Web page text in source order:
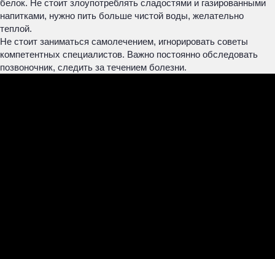
белок. Не стоит злоупотреблять сладостями и газированными
напитками, нужно пить больше чистой воды, желательно
теплой.
Не стоит заниматься самолечением, игнорировать советы
компетентных специалистов. Важно постоянно обследовать
позвоночник, следить за течением болезни.